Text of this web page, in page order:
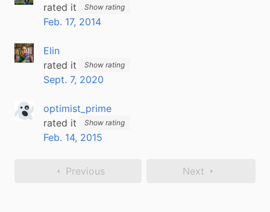
rated it
Show rating
Feb. 17, 2014
Elin
rated it
Show rating
Sept. 7, 2020
optimist_prime
rated it
Show rating
Feb. 14, 2015
Previous Next